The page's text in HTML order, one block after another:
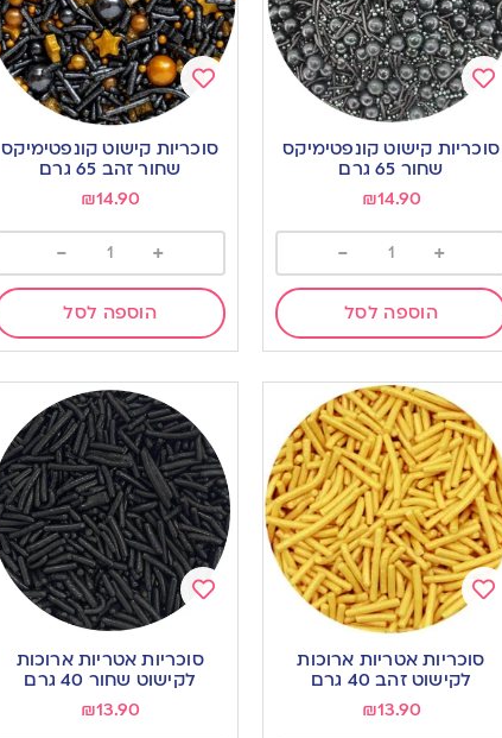
to
wishlist
סוכריות קישוט קונפטימיקס
שחור 65 גרם
₪14.90
+
-
הוספה לסל
to
wishlist
סוכריות קישוט קונפטימיקס
שחור זהב 65 גרם
₪14.90
+
-
הוספה לסל
wishlist
סוכריות אטריות ארוכות
לקישוט זהב 40 גרם
₪13.90
wishlist
סוכריות אטריות ארוכות
לקישוט שחור 40 גרם
₪13.90